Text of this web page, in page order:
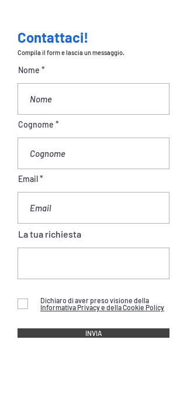
Contattaci!
Compila il form e lascia un messaggio.
Nome
Cognome
Email
La tua richiesta
Dichiaro di aver preso visione della
Informativa Privacy e della Cookie Policy
INVIA